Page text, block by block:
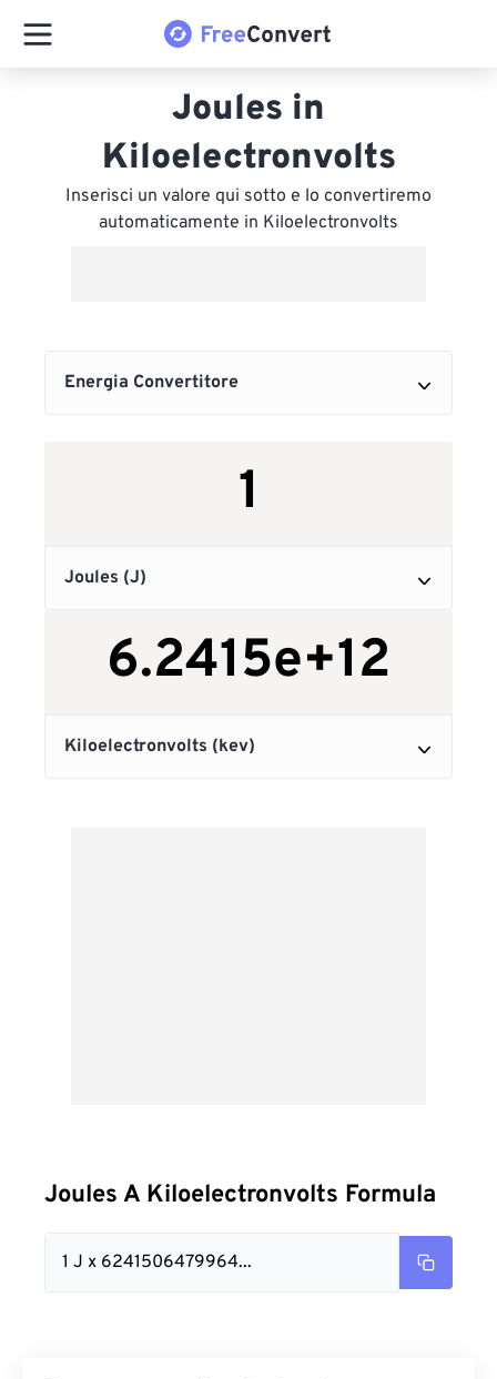
Joules in
Kiloelectronvolts
Inserisci un valore qui sotto e lo convertiremo
automaticamente in Kiloelectronvolts
Joules A Kiloelectronvolts Formula
1 J x 6241506479964...